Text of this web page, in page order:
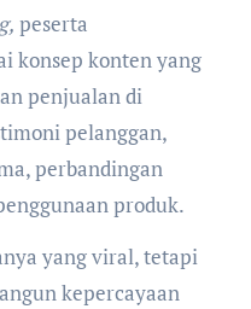
peserta
konsep konten yang
penjualan di
pelanggan,
perbandingan
produk.
yang viral, tetapi
kepercayaan